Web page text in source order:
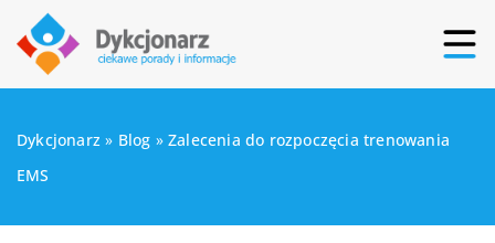
Dykcjonarz » Blog »Zalecenia do rozpoczęcia trenowania
EMS